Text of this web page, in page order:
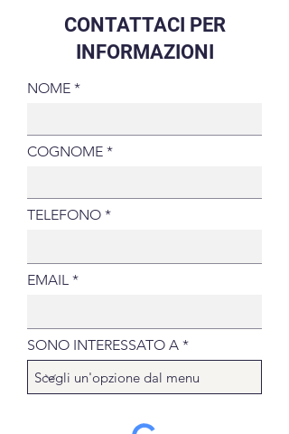
CONTATTACI PER
INFORMAZIONI
NOME
COGNOME
TELEFONO
EMAIL
SONO INTERESSATO A